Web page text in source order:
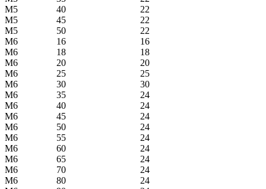
М5
40
22
М5
45
22
М5
50
22
М6
16
16
М6
18
18
М6
20
20
М6
25
25
М6
30
30
М6
35
24
М6
40
24
М6
45
24
М6
50
24
М6
55
24
М6
60
24
М6
65
24
М6
70
24
М6
80
24